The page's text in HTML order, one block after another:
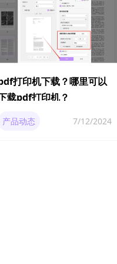
打印机下载？哪里可以
载pdf打印机？
产品动态 7/12/2024